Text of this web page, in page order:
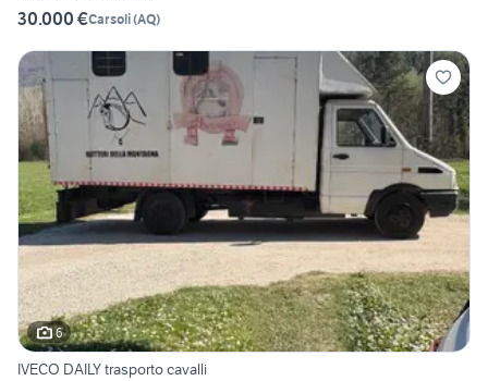
30.000 €Carsoli(AQ)
6
IVECO DAILY trasporto cavalli